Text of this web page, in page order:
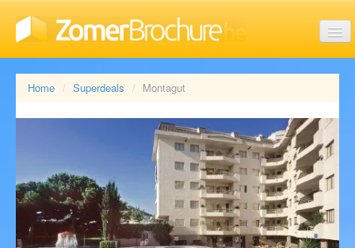
Last minute vakanties
Reisorganisaties
Home Superdeals Montagut